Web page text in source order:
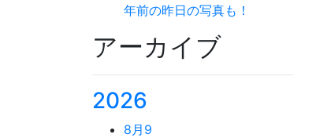
年前の昨日の写真も！
アーカイブ
2026
8月 9